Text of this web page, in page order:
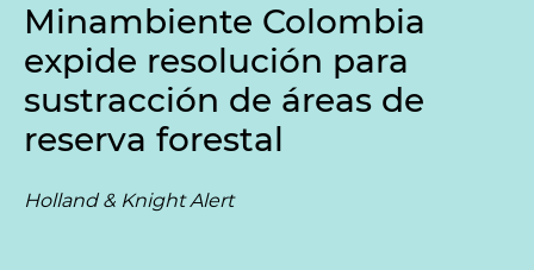
Minambiente Colombia
expide resolución para
sustracción de áreas de
reserva forestal
Holland & Knight Alert